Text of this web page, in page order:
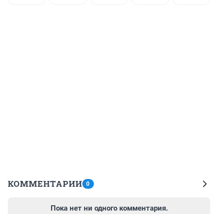
КОММЕНТАРИИ 0
Пока нет ни одного комментария.